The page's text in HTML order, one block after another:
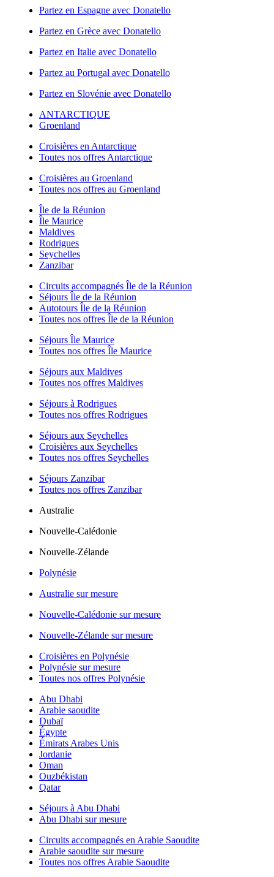
Partez en Espagne avec Donatello
Partez en Grèce avec Donatello
Partez en Italie avec Donatello
Partez au Portugal avec Donatello
Partez en Slovénie avec Donatello
ANTARCTIQUE
Groenland
Croisières en Antarctique
Toutes nos offres Antarctique
Croisières au Groenland
Toutes nos offres au Groenland
Île de la Réunion
Île Maurice
Maldives
Rodrigues
Seychelles
Zanzibar
Circuits accompagnés Île de la Réunion
Séjours Île de la Réunion
Autotours Île de la Réunion
Toutes nos offres Île de la Réunion
Séjours Île Maurice
Toutes nos offres Île Maurice
Séjours aux Maldives
Toutes nos offres Maldives
Séjours à Rodrigues
Toutes nos offres Rodrigues
Séjours aux Seychelles
Croisières aux Seychelles
Toutes nos offres Seychelles
Séjours Zanzibar
Toutes nos offres Zanzibar
Australie
Nouvelle-Calédonie
Nouvelle-Zélande
Polynésie
Australie sur mesure
Nouvelle-Calédonie sur mesure
Nouvelle-Zélande sur mesure
Croisières en Polynésie
Polynésie sur mesure
Toutes nos offres Polynésie
Abu Dhabi
Arabie saoudite
Dubaï
Égypte
Émirats Arabes Unis
Jordanie
Oman
Ouzbékistan
Qatar
Séjours à Abu Dhabi
Abu Dhabi sur mesure
Circuits accompagnés en Arabie Saoudite
Arabie saoudite sur mesure
Toutes nos offres Arabie Saoudite